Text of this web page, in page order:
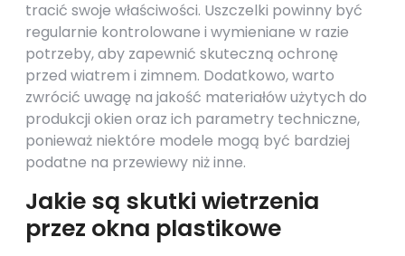
tracić swoje właściwości. Uszczelki powinny być
regularnie kontrolowane i wymieniane w razie
potrzeby, aby zapewnić skuteczną ochronę
przed wiatrem i zimnem. Dodatkowo, warto
zwrócić uwagę na jakość materiałów użytych do
produkcji okien oraz ich parametry techniczne,
ponieważ niektóre modele mogą być bardziej
podatne na przewiewy niż inne.
Jakie są skutki wietrzenia
przez okna plastikowe